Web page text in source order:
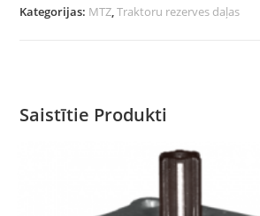
Kategorijas: MTZ ,Traktoru rezerves daļas
Saistītie Produkti